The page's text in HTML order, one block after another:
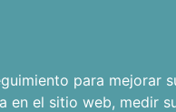
para mejorar
en el sitio web, medir